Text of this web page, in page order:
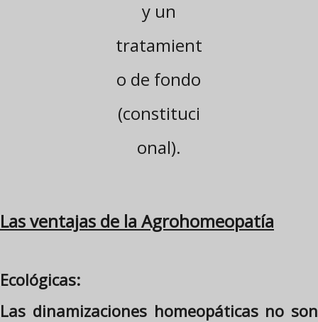
y un
tratamient
o de fondo
(constituci
onal).
Las ventajas de la Agrohomeopatía
Ecológicas:
Las dinamizaciones homeopáticas no son